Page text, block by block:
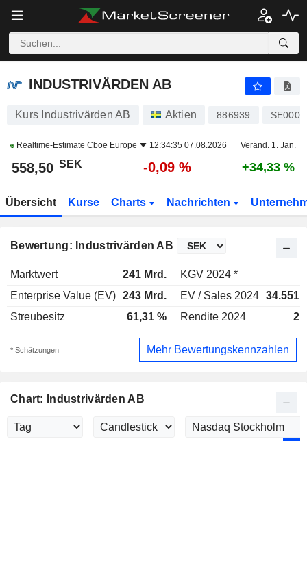
INDUSTRIVÄRDEN AB
INDUSTRIVÄRDEN AB
Kurs Industrivärden AB Aktien 886939
Realtime-Estimate Cboe Europe 12:34:35 07.08.2026 Veränd. 1. Jan.
558,50 SEK -0,09 % +34,33 %
Übersicht Kurse Charts Nachrichten
Bewertung: Industrivärden AB
Marktwert 241 Mrd.
KGV 2024 *
Enterprise Value (EV) 243 Mrd. EV / Sales 2024
Streubesitz
61,31 % Rendite 2024
* Schätzungen Mehr Bewertungskennzahlen
Chart: Industrivärden AB